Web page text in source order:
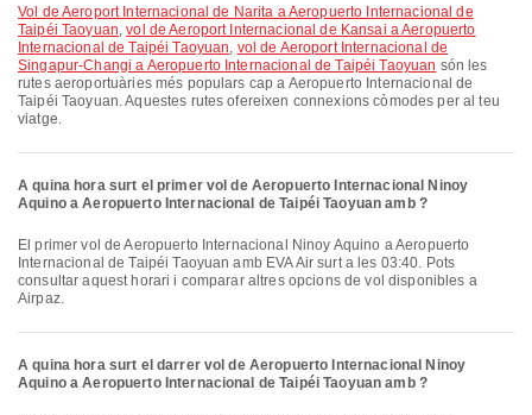
vol de Aeroport Internacional de Narita a Aeropuerto Internacional de
Taipéi Taoyuan,vol de Aeroport Internacional de Kansai a Aeropuerto
Internacional de Taipéi Taoyuan, vol de Aeroport Internacional de
Singapur-Changi a Aeropuerto Internacional de Taipéi Taoyuan són les
rutes aeroportuàries més populars cap a Aeropuerto Internacional de
Taipéi Taoyuan. Aquestes rutes ofereixen connexions còmodes per al teu
viatge.
A quina hora surt el primer vol de Aeropuerto Internacional Ninoy
Aquino a Aeropuerto Internacional de Taipéi Taoyuan amb ?
El primer vol de Aeropuerto Internacional Ninoy Aquino a Aeropuerto
Internacional de Taipéi Taoyuan amb EVA Air surt a les 03:40. Pots
consultar aquest horari i comparar altres opcions de vol disponibles a
Airpaz.
A quina hora surt el darrer vol de Aeropuerto Internacional Ninoy
Aquino a Aeropuerto Internacional de Taipéi Taoyuan amb ?